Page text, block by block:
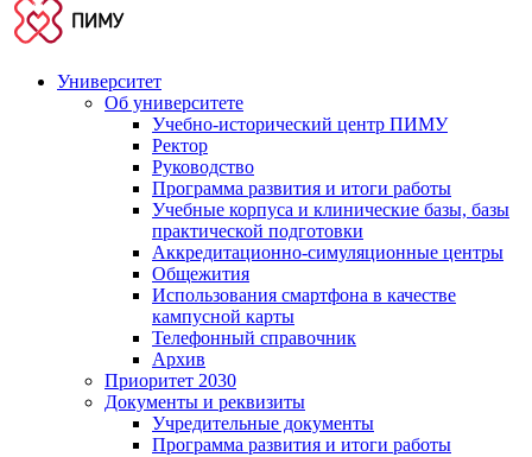
Университет
Об университете
Учебно-исторический центр ПИМУ
Ректор
Руководство
Программа развития и итоги работы
Учебные корпуса и клинические базы, базы
практической подготовки
Аккредитационно-симуляционные центры
Общежития
Использования смартфона в качестве
кампусной карты
Телефонный справочник
Архив
Приоритет 2030
Документы и реквизиты
Учредительные документы
Программа развития и итоги работы